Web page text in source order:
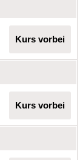
Kurs vorbei
Kurs vorbei